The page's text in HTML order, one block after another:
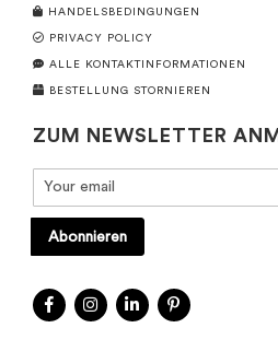
HANDELSBEDINGUNGEN
PRIVACY POLICY
ALLE KONTAKTINFORMATIONEN
BESTELLUNG STORNIEREN
ZUM NEWSLETTER
Abonnieren